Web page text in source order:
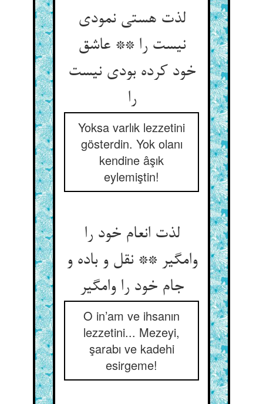
لذت هستی نمودی
نیست را ** عاشق
خود کرده بودی نیست
را
Yoksa varlık lezzetini
gösterdin. Yok olanı
kendine âşık
eylemiştin!
لذت انعام خود را
وامگیر ** نقل و باده و
جام خود را وامگیر
O in’am ve ihsanın
lezzetini... Mezeyi,
şarabı ve kadehi
esirgeme!